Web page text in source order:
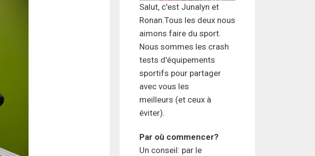
Salut, c'est Junalyn et
Ronan.Tous les deux nous
aimons faire du sport.
Nous sommes les crash
tests d'équipements
sportifs pour partager
avec vous les
meilleurs (et ceux à
éviter).
Par où commencer?
Un conseil: par le